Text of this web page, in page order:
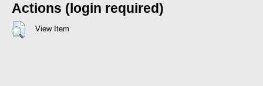
Actions (login required)
View Item